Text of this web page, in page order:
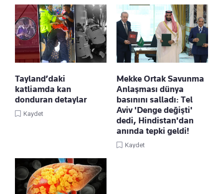
Tayland’daki
katliamda kan
donduran detaylar
Kaydet
Mekke Ortak Savunma
Anlaşması dünya
basınını salladı: Tel
Aviv 'Denge değişti'
dedi, Hindistan'dan
anında tepki geldi!
Kaydet